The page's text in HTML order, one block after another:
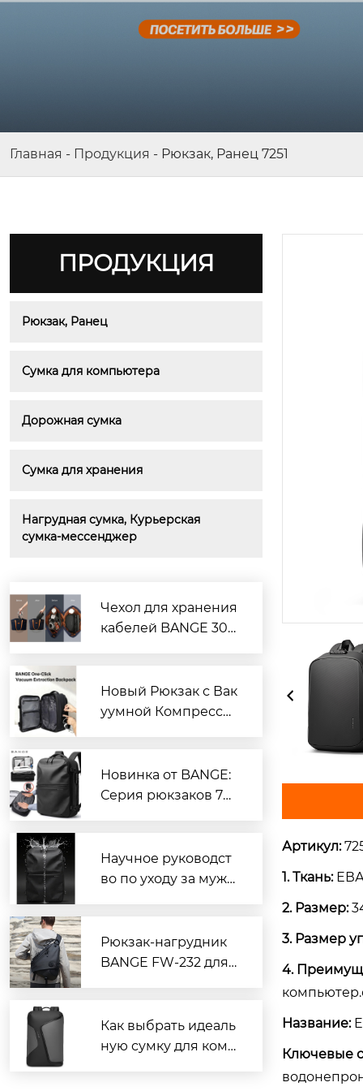
Главная - Продукция - Рюкзак, Ранец 7251
ПРОДУКЦИЯ
Рюкзак, Ранец
Сумка для компьютера
Дорожная сумка
Сумка для хранения
Нагрудная сумка, Курьерская
сумка-мессенджер
Чехол для хранения
кабелей BANGE 306
рощайте беспорядо
к в поездках
Новый Рюкзак с Вак
уумной Компресси
Новинка от BANGE:
Серия рюкзаков 787
ий
Научное руководст
во по уходу за мужс
водоотталкивающи
м покрытием: практ
службы
Рюкзак-нагрудник
BANGE FW-232 для
откройте новый оп
ыт многофункцион
Как выбрать идеаль
ную сумку для комп
Артикул:
1. Ткань:ЕВА
2. Размер:
3. Размер
4.
Название:
Ключевые